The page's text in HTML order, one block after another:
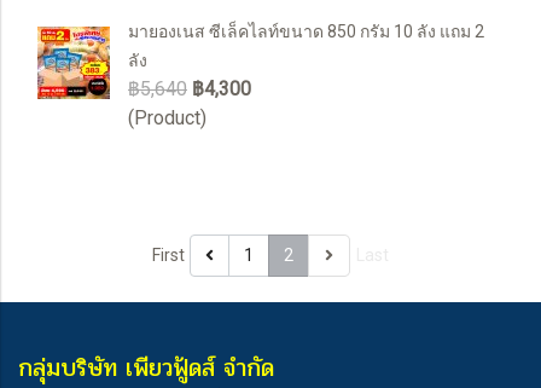
มายองเนส ซีเล็คไลท์ขนาด 850 กรัม 10 ลัง แถม 2
ลัง
฿5,640 ฿4,300
(Product)
First 1 2
กลุ่มบริษัท เพียวฟู้ดส์ จำกัด